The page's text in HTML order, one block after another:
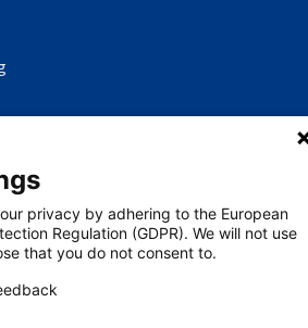
privacy by adhering to the European
Regulation (GDPR). We will not use
that you do not consent to.